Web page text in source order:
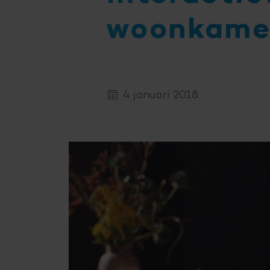
4 januari 2018